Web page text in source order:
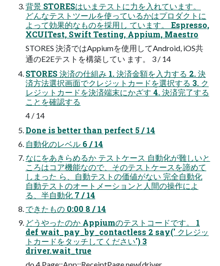
背景 STORESはいまテストに力を入れています。
どんなテストツールを使っているかはプロダクトに
よって効果的なものを採用し ています。 Espresso,
XCUITest, Swift Testing, Appium, Maestro
STORES 決済ではAppiumを使用してAndroid, iOS共
通のE2Eテストを構築してい ます。 3 / 14
STORES 決済の仕組み 1. 決済金額を入力する 2. 決
済方法選択画面でクレジットカードを選択する 3. ク
レジットカードを決済端末にかざす 4. 決済完了する
ことを確認する
4 / 14
Done is better than perfect 5 / 14
自動化のレベル 6 / 14
なにをあきらめるか テストケース 自動化が難しいと
ころはコア機能なので、そのテストケースを諦めて
しまった ら、自動テストの価値がない 完全自動化
自動テストのオートメーションと人間の操作によ
る、半自動化 7 / 14
できたもの 0:00 8 / 14
どうやったのか Appiumのテストコードです。 1
def wait_pay_by_contactless 2 say(' クレジッ
トカードをタッチしてください') 3
driver.wait_true
do 4 Page::App::ReceiptPage.new(driver,